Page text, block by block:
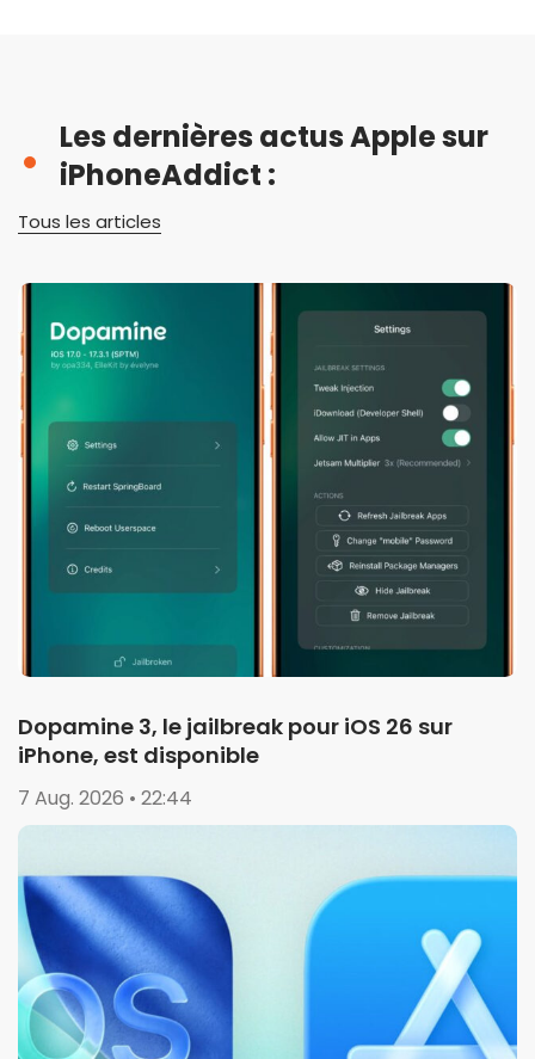
Les dernières actus Apple sur
iPhoneAddict :
Tous les articles
Dopamine 3, le jailbreak pour iOS 26 sur
iPhone, est disponible
7 Aug. 2026 • 22:44